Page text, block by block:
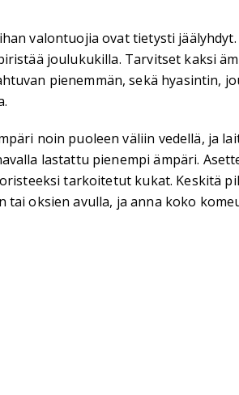
valontuojia ovat tietysti
joulukukilla. Tarvitset kaksi
pienemmän, sekä hyasintin,
noin puoleen väliin vedellä, ja
lastattu pienempi ämpäri.
tarkoitetut kukat. Keskitä
tai oksien avulla, ja anna koko